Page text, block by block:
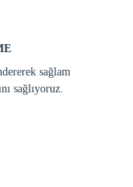
sağlam
sağlıyoruz.